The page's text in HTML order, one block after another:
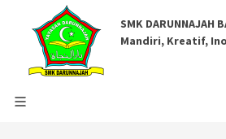
SMK DARUNNAJAH
Mandiri, Kreatif,